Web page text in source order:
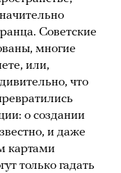
Советские
многие
или,
что
о создании
и даже
картами
только гадать